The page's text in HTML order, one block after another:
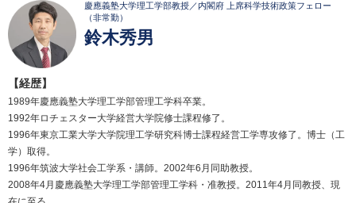
慶應義塾大学理工学部教授／内閣府 上席科学技術政策フェロー
（非常勤）
鈴木秀男
【経歴】
1989年慶應義塾大学理工学部管理工学科卒業。
1992年ロチェスター大学経営大学院修士課程修了。
1996年東京工業大学大学院理工学研究科博士課程経営工学専攻修了。博士（工
学）取得。
1996年筑波大学社会工学系・講師。2002年6月同助教授。
2008年4月慶應義塾大学理工学部管理工学科・准教授。2011年4月同教授、現